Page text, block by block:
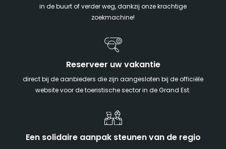
in de buurt of verder weg, dankzij onze krachtige
zoekmachine!
Reserveer uw vakantie
direct bij de aanbieders die zijn aangesloten bij de officiële
website voor de toeristische sector in de Grand Est.
Een solidaire aanpak steunen van de regio